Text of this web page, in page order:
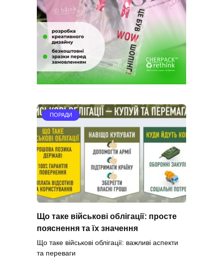
ПОРАДИ
Що таке військові облігації: просте
пояснення та їх значення
Що таке військові облігації: важливі аспекти
та переваги